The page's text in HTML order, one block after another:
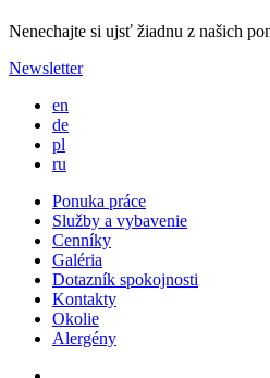
Nenechajte si ujsť žiadnu z našich
Newsletter
en
de
pl
ru
Ponuka práce
Služby a vybavenie
Cenníky
Galéria
Dotazník spokojnosti
Kontakty
Okolie
Alergény